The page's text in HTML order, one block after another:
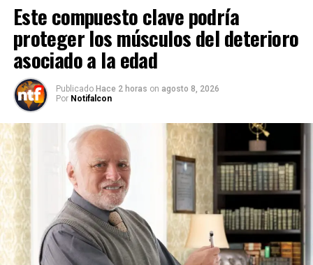
Este compuesto clave podría
proteger los músculos del deterioro
asociado a la edad
Publicado Hace 2 horas on agosto 8, 2026
Por Notifalcon